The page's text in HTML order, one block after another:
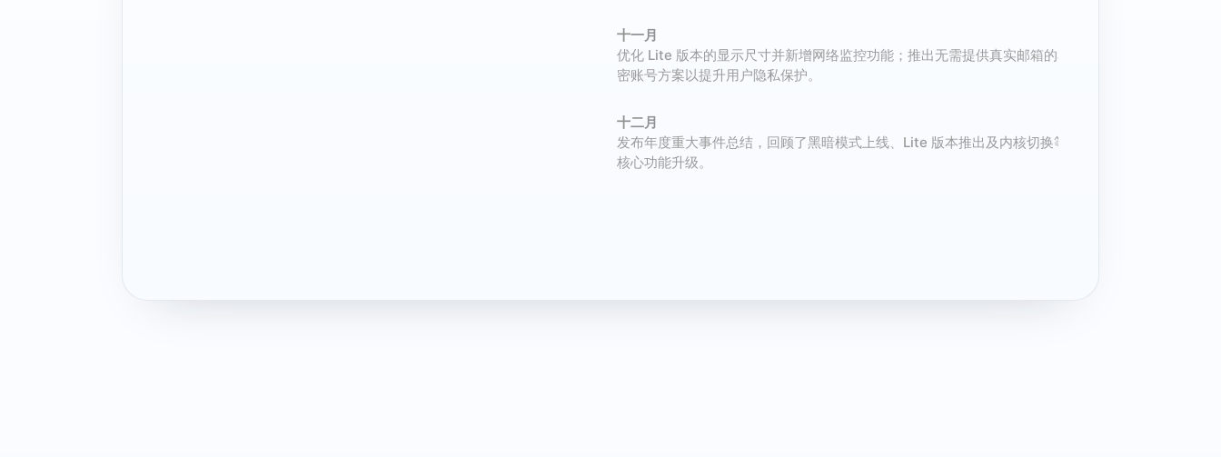
十一月
优化 Lite 版本的显示尺寸并新增网络监控功能；推出无需提供真实邮箱的私
密账号方案以提升用户隐私保护。
十二月
发布年度重大事件总结，回顾了黑暗模式上线、Lite 版本推出及内核切换等
核心功能升级。